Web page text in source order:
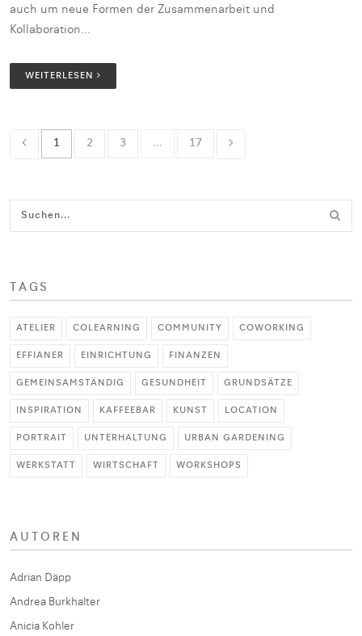
auch um neue Formen der Zusammenarbeit und
Kollaboration...
WEITERLESEN
1 2 3 ... 17
TAGS
ATELIER COLEARNING COMMUNITY COWORKING
EFFIANER EINRICHTUNG FINANZEN
GEMEINSAMSTÄNDIG GESUNDHEIT GRUNDSÄTZE
INSPIRATION KAFFEEBAR KUNST LOCATION
PORTRAIT UNTERHALTUNG URBAN GARDENING
WERKSTATT WIRTSCHAFT WORKSHOPS
AUTOREN
Adrian Däpp
Andrea Burkhalter
Anicia Kohler